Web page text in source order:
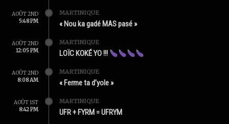
AOÛT 2ND
5:48 PM
MARTINIQUE
« Nou ka gadé MAS pasé »
AOÛT 2ND
12:05 PM
MARTINIQUE
LOÏC KOKÉ YO !!!
AOÛT 2ND
8:08 AM
MARTINIQUE
« Ferme ta d’yole »
AOÛT 1ST
8:42 PM
MARTINIQUE
UFR + FYRM = UFRYM